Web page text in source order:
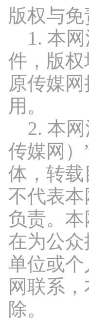
版权与免
1. 本网
件，版
原传媒
用。
2. 本网
传媒网
体，转
不代表
负责。
在为公
单位或
网联系
除。